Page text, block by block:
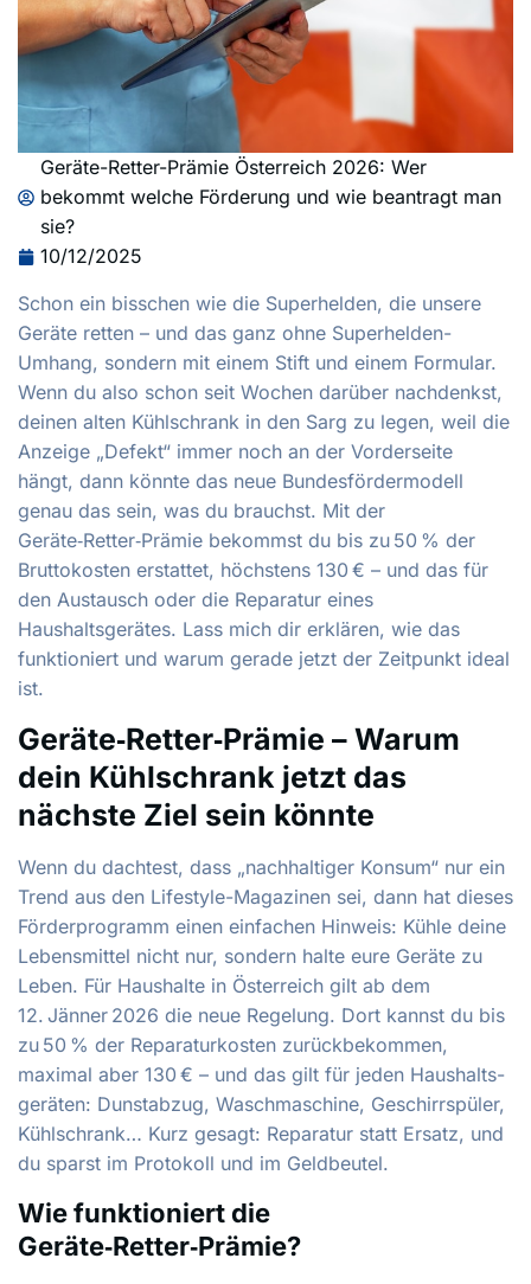
Geräte-Retter-Prämie Österreich 2026: Wer
bekommt welche Förderung und wie beantragt man
sie?
10/12/2025
Schon ein bisschen wie die Superhelden, die unsere
Geräte retten – und das ganz ohne Superhelden-
Umhang, sondern mit einem Stift und einem Formular.
Wenn du also schon seit Wochen darüber nachdenkst,
deinen alten Kühlschrank in den Sarg zu legen, weil die
Anzeige „Defekt“ immer noch an der Vorderseite
hängt, dann könnte das neue Bundes­förder­modell
genau das sein, was du brauchst. Mit der
Geräte‑Retter‑Prämie bekommst du bis zu 50 % der
Bruttokosten erstattet, höchstens 130 € – und das für
den Austausch oder die Reparatur eines
Haushaltsgerätes. Lass mich dir erklären, wie das
funktioniert und warum gerade jetzt der Zeitpunkt ideal
ist.
Geräte‑Retter‑Prämie – Warum
dein Kühlschrank jetzt das
nächste Ziel sein könnte
Wenn du dachtest, dass „nachhaltiger Konsum“ nur ein
Trend aus den Lifestyle-Magazinen sei, dann hat dieses
Förderprogramm einen einfachen Hinweis: Kühle deine
Lebensmittel nicht nur, sondern halte eure Geräte zu
Leben. Für Haushalte in Österreich gilt ab dem
12. Jänner 2026 die neue Regelung. Dort kannst du bis
zu 50 % der Reparaturkosten zurückbekommen,
maximal aber 130 € – und das gilt für jeden Haushalts­
geräten: Dunstabzug, Waschmaschine, Geschirrspüler,
Kühlschrank… Kurz gesagt: Reparatur statt Ersatz, und
du sparst im Protokoll und im Geldbeutel.
Wie funktioniert die
Geräte‑Retter‑Prämie?